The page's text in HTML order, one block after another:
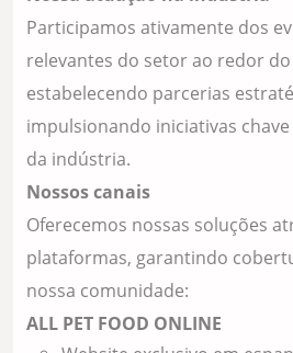
Participamos ativamente dos
relevantes do setor ao redor
estabelecendo parcerias
impulsionando iniciativas
da indústria.
Nossos canais
Oferecemos nossas soluções
plataformas, garantindo
nossa comunidade:
ALL PET FOOD ONLINE